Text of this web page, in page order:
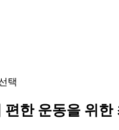
택
한 운동을 위한